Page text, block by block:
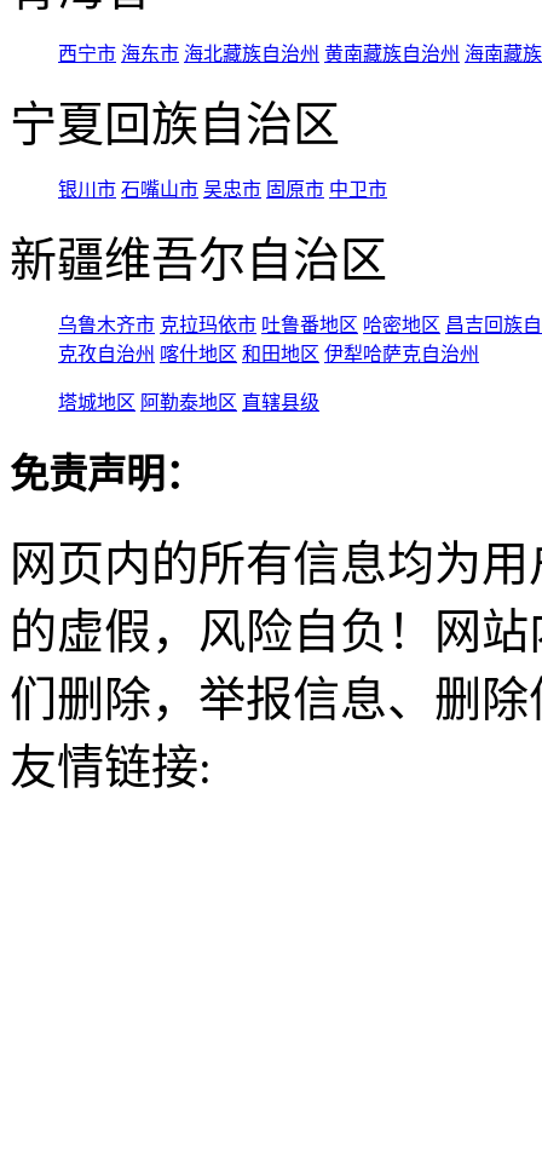
西宁市 海东市 海北藏族自治州 黄南藏族自治州 海南藏
宁夏回族自治区
银川市 石嘴山市 吴忠市 固原市 中卫市
新疆维吾尔自治区
乌鲁木齐市 克拉玛依市 吐鲁番地区 哈密地区 昌吉回族
克孜自治州 喀什地区 和田地区 伊犁哈萨克自治州
塔城地区 阿勒泰地区 直辖县级
免责声明：
网页内的所有信息均为
的虚假，风险自负！网
们删除，举报信息、删
友情链接: